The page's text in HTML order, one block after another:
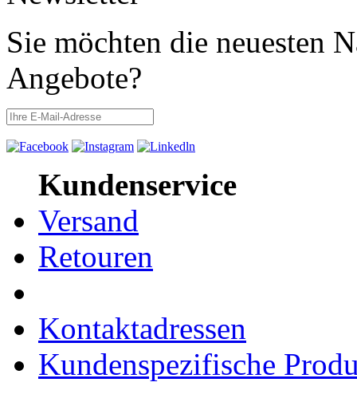
Sie möchten die neuesten
Angebote?
Kundenservice
Versand
Retouren
Kontaktadressen
Kundenspezifische